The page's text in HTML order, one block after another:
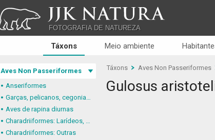
JJK NATURA
FOTOGRAFIA DE NATUREZA
Táxons Meio ambiente
Aves Non Passeriformes
Anseriformes
Garças, pelicanos, cegonias e afins
Aves de rapina diurnas
Charadriiformes: Larídeos, mandriões e perdizes-do-mar
Charadriiformes: Outras
Táxons Aves Non Passeriformes
Gulosus